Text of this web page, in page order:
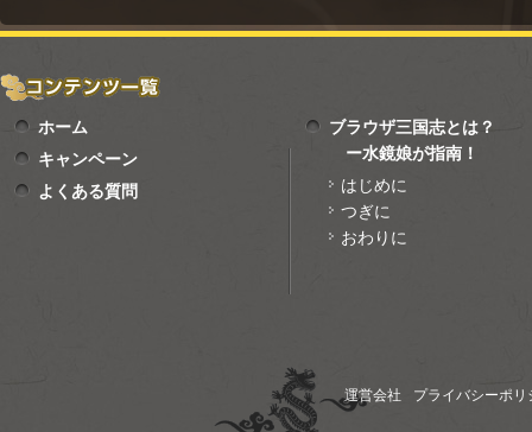
ホーム
キャンペーン
よくある質問
ブラウザ三国志とは？
ー水鏡娘が指南！
はじめに
つぎに
おわりに
運営会社 プライバシーポリ